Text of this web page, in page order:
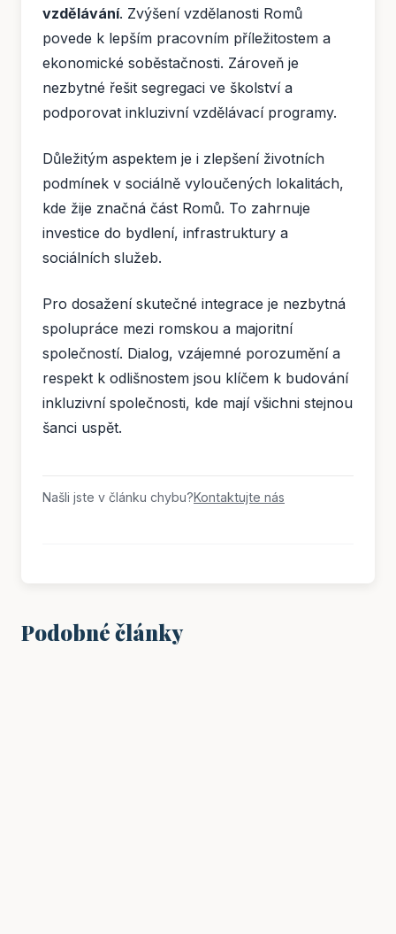
vzdělávání. Zvýšení vzdělanosti Romů
povede k lepším pracovním příležitostem a
ekonomické soběstačnosti. Zároveň je
nezbytné řešit segregaci ve školství a
podporovat inkluzivní vzdělávací programy.
Důležitým aspektem je i zlepšení životních
podmínek v sociálně vyloučených lokalitách,
kde žije značná část Romů. To zahrnuje
investice do bydlení, infrastruktury a
sociálních služeb.
Pro dosažení skutečné integrace je nezbytná
spolupráce mezi romskou a majoritní
společností. Dialog, vzájemné porozumění a
respekt k odlišnostem jsou klíčem k budování
inkluzivní společnosti, kde mají všichni stejnou
šanci uspět.
Našli jste v článku chybu?Kontaktujte nás
Podobné články